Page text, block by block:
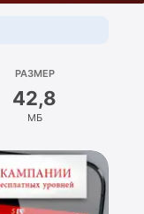
РАЗМЕР
42,8
МБ